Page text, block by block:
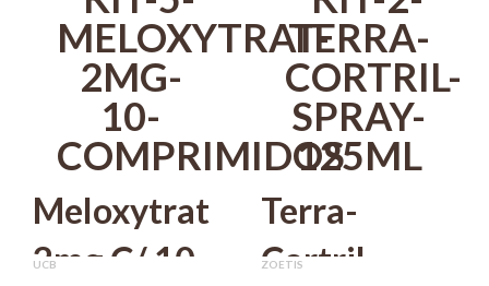
Meloxytrat
2mg C/ 10
UCB
Terra-
Cortril
ZOETIS